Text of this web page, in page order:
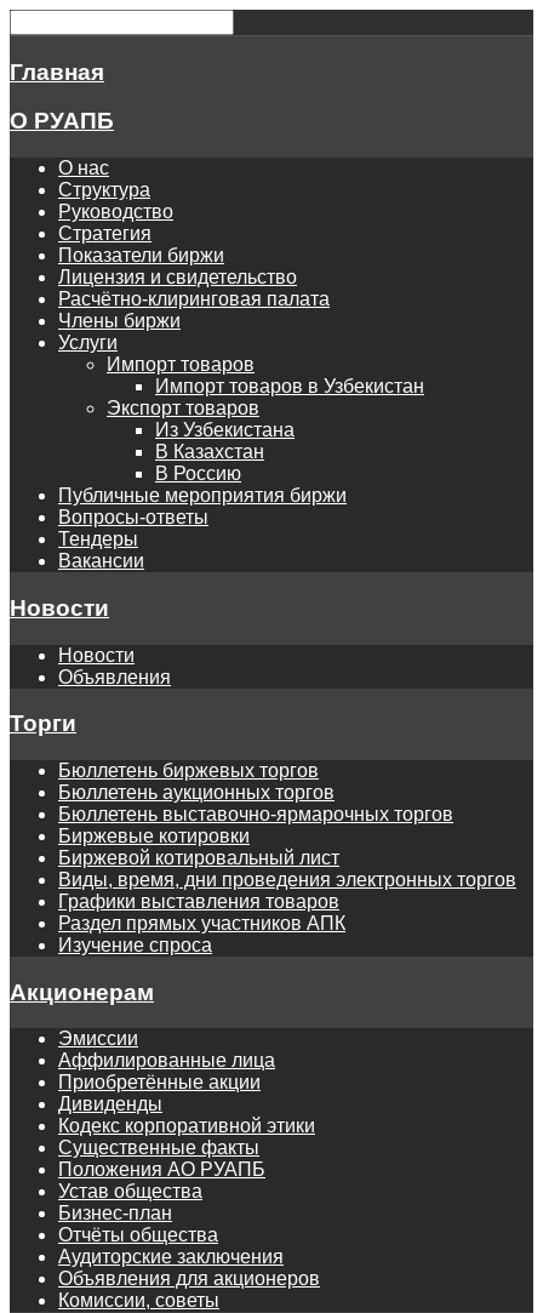
Главная
О РУАПБ
О нас
Структура
Руководство
Стратегия
Показатели биржи
Лицензия и свидетельство
Расчётно-клиринговая палата
Члены биржи
Услуги
Импорт товаров
Импорт товаров в Узбекистан
Экспорт товаров
Из Узбекистана
В Казахстан
В Россию
Публичные мероприятия биржи
Вопросы-ответы
Тендеры
Вакансии
Новости
Новости
Объявления
Торги
Бюллетень биржевых торгов
Бюллетень аукционных торгов
Бюллетень выставочно-ярмарочных торгов
Биржевые котировки
Биржевой котировальный лист
Виды, время, дни проведения электронных торгов
Графики выставления товаров
Раздел прямых участников АПК
Изучение спроса
Акционерам
Эмиссии
Аффилированные лица
Приобретённые акции
Дивиденды
Кодекс корпоративной этики
Существенные факты
Положения АО РУАПБ
Устав общества
Бизнес-план
Отчёты общества
Аудиторские заключения
Объявления для акционеров
Комиссии, советы